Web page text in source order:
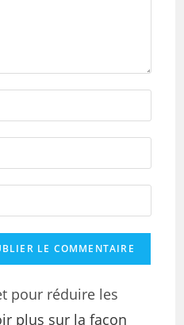
pour réduire les
plus sur la façon